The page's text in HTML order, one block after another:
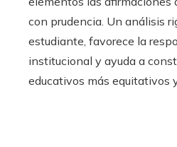
con prudencia. Un análisis
estudiante, favorece la
institucional y ayuda a
educativos más equitativos